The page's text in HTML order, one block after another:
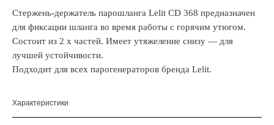
Стержень-держатель парошланга Lelit CD 368 предназначен
для фиксации шланга во время работы с горячим утюгом.
Состоит из 2 х частей. Имеет утяжеление снизу — для
лучшей устойчивости.
Подходит для всех парогенераторов бренда Lelit.
Характеристики